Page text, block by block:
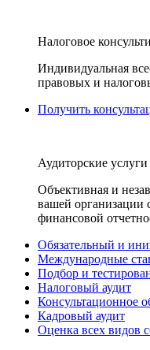
Налоговое
Индивидуальная
правовых и
Получить
Аудиторские услуги
Объективная и
вашей организации
финансовой
Обязательный и
Международные
Подбор и
Налоговый аудит
Консультационное
Кадровый аудит
Оценка всех видов